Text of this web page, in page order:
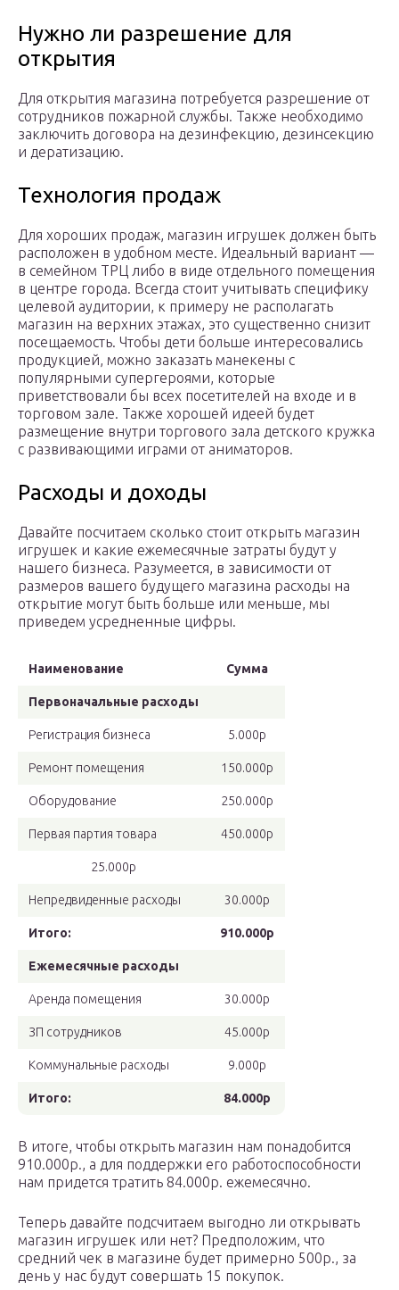
Нужно ли разрешение для
открытия
Для открытия магазина потребуется разрешение от
сотрудников пожарной службы. Также необходимо
заключить договора на дезинфекцию, дезинсекцию
и дератизацию.
Технология продаж
Для хороших продаж, магазин игрушек должен быть
расположен в удобном месте. Идеальный вариант —
в семейном ТРЦ либо в виде отдельного помещения
в центре города. Всегда стоит учитывать специфику
целевой аудитории, к примеру не располагать
магазин на верхних этажах, это существенно снизит
посещаемость. Чтобы дети больше интересовались
продукцией, можно заказать манекены с
популярными супергероями, которые
приветствовали бы всех посетителей на входе и в
торговом зале. Также хорошей идеей будет
размещение внутри торгового зала детского кружка
с развивающими играми от аниматоров.
Расходы и доходы
Давайте посчитаем сколько стоит открыть магазин
игрушек и какие ежемесячные затраты будут у
нашего бизнеса. Разумеется, в зависимости от
размеров вашего будущего магазина расходы на
открытие могут быть больше или меньше, мы
приведем усредненные цифры.
Наименование Сумма
Первоначальные расходы
Регистрация бизнеса 5.000р
Ремонт помещения 150.000р
Оборудование 250.000р
Первая партия товара 450.000р
25.000р
Непредвиденные расходы 30.000р
Итого: 910.000р
Ежемесячные расходы
Аренда помещения 30.000р
ЗП сотрудников 45.000р
Коммунальные расходы 9.000р
Итого: 84.000р
В итоге, чтобы открыть магазин нам понадобится
910.000р., а для поддержки его работоспособности
нам придется тратить 84.000р. ежемесячно.
Теперь давайте подсчитаем выгодно ли открывать
магазин игрушек или нет? Предположим, что
средний чек в магазине будет примерно 500р., за
день у нас будут совершать 15 покупок.